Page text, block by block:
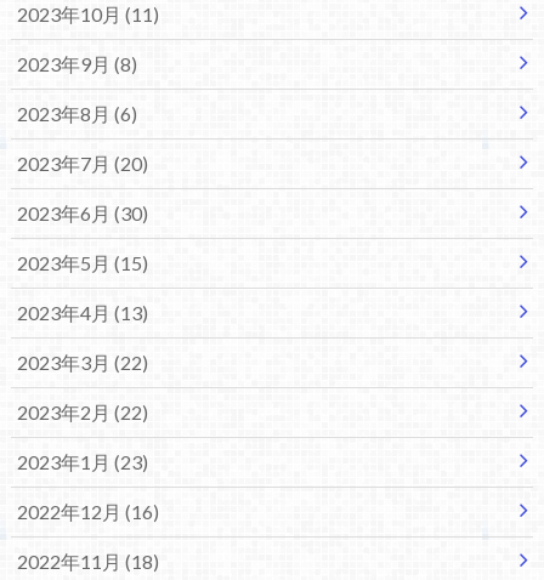
2023年10月 (11)
2023年9月 (8)
2023年8月 (6)
2023年7月 (20)
2023年6月 (30)
2023年5月 (15)
2023年4月 (13)
2023年3月 (22)
2023年2月 (22)
2023年1月 (23)
2022年12月 (16)
2022年11月 (18)